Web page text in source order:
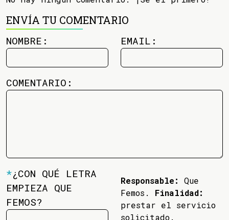
ENVÍA TU COMENTARIO
NOMBRE: EMAIL:
COMENTARIO:
*¿CON QUÉ LETRA
EMPIEZA QUE
FEMOS?
Responsable:
Que
Femos. Finalidad:
prestar el servicio
solicitado.